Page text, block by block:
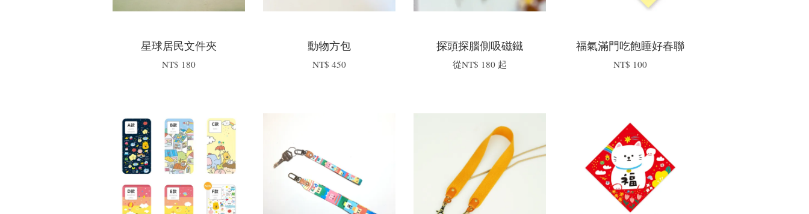
星球居民文件夾
NT$ 180
動物方包
NT$ 450
探頭探腦側吸磁鐵
從NT$ 180 起
福氣滿門吃飽睡好春聯
NT$ 100